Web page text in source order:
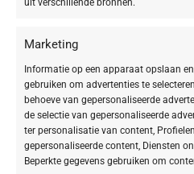
uit verschillende bronnen.
Marketing
Informatie op een apparaat opslaan
gebruiken om advertenties te
behoeve van gepersonaliseerde
de selectie van gepersonaliseerde
ter personalisatie van content,
gepersonaliseerde content, Diensten
Beperkte gegevens gebruiken om
Om de effecten van externe en interne
reduceren, bevat de Mimical Control
zijn gericht op de natuurlijke
UV-straling bestaat voornamelijk uit
hoofdverantwoordelijke zijn voor
op het dna van je huid inwerken. De
stamcellen die net die schade door
huid te dringen en het dna van je